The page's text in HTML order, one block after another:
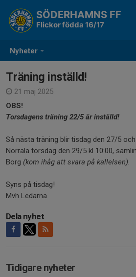
Nyheter
SÖDERHAMNS FF
Flickor födda 16/17
Träning inställd!
21 maj 2025
OBS!
Torsdagens träning 22/5 är inställd!
Så nästa träning blir tisdag den 27/5
Norrala torsdag den 29/5 kl 10:00,
Borg (kom ihåg att svara på kallelsen).
Syns på tisdag!
Mvh Ledarna
Dela nyhet
Tidigare nyheter